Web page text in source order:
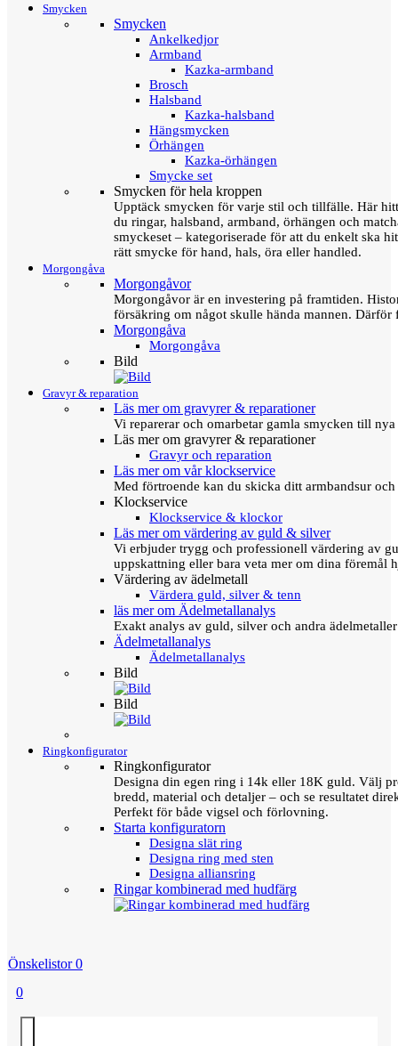
Smycken
Smycken
Ankelkedjor
Armband
Kazka-armband
Brosch
Halsband
Kazka-halsband
Hängsmycken
Örhängen
Kazka-örhängen
Smycke set
Smycken för hela kroppen
Upptäck smycken för varje stil och tillfälle. Här
du ringar, halsband, armband, örhängen och
smyckeset – kategoriserade för att du enkelt ska
rätt smycke för hand, hals, öra eller handled.
Morgongåva
Morgongåvor
Morgongåvor är en investering på framtiden.
försäkring om något skulle hända mannen.
Morgongåva
Morgongåva
Bild
Gravyr & reparation
Läs mer om gravyrer & reparationer
Vi reparerar och omarbetar gamla smycken till
Läs mer om gravyrer & reparationer
Gravyr och reparation
Läs mer om vår klockservice
Med förtroende kan du skicka ditt armbandsur
Klockservice
Klockservice & klockor
Läs mer om värdering av guld & silver
Vi erbjuder trygg och professionell värdering av
uppskattning eller bara veta mer om dina föremål
Värdering av ädelmetall
Värdera guld, silver & tenn
läs mer om Ädelmetallanalys
Exakt analys av guld, silver och andra
Ädelmetallanalys
Ädelmetallanalys
Bild
Bild
Ringkonfigurator
Ringkonfigurator
Designa din egen ring i 14k eller 18K guld. Välj
bredd, material och detaljer – och se resultatet
Perfekt för både vigsel och förlovning.
Starta konfiguratorn
Designa slät ring
Designa ring med sten
Designa alliansring
Ringar kombinerad med hudfärg
Önskelistor 0
0